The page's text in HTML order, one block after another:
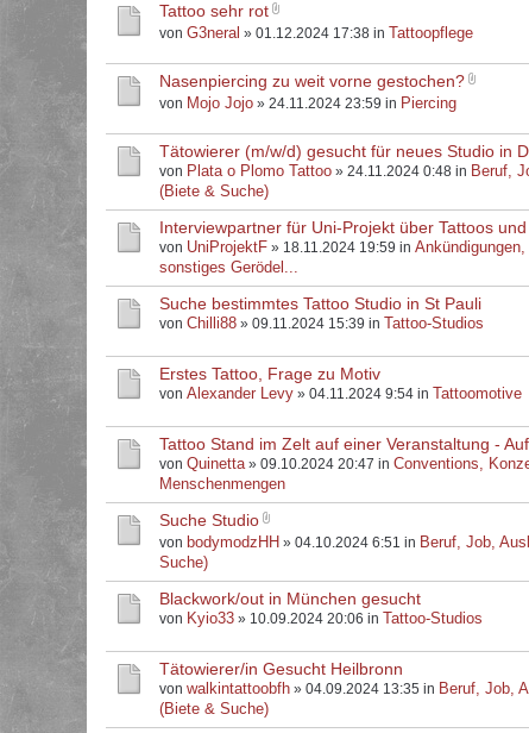
Tattoo sehr rot
von G3neral » 01.12.2024 17:38 in Tattoopflege
Nasenpiercing zu weit vorne gestochen?
von Mojo Jojo » 24.11.2024 23:59 in Piercing
Tätowierer (m/w/d) gesucht für neues Studio in
von Plata o Plomo Tattoo » 24.11.2024 0:48 in Beruf,
(Biete & Suche)
Interviewpartner für Uni-Projekt über Tattoos
von UniProjektF » 18.11.2024 19:59 in
sonstiges Gerödel...
Suche bestimmtes Tattoo Studio in St Pauli
von Chilli88 » 09.11.2024 15:39 in Tattoo-Studios
Erstes Tattoo, Frage zu Motiv
von Alexander Levy » 04.11.2024 9:54 in Tattoomotive
Tattoo Stand im Zelt auf einer Veranstaltung -
von Quinetta» 09.10.2024 20:47 in Conventions,
Menschenmengen
Suche Studio
von bodymodzHH » 04.10.2024 6:51 in Beruf, Job,
Suche)
Blackwork/out in München gesucht
von Kyio33 » 10.09.2024 20:06 in Tattoo-Studios
Tätowierer/in Gesucht Heilbronn
von walkintattoobfh » 04.09.2024 13:35 in Beruf, Job,
(Biete & Suche)